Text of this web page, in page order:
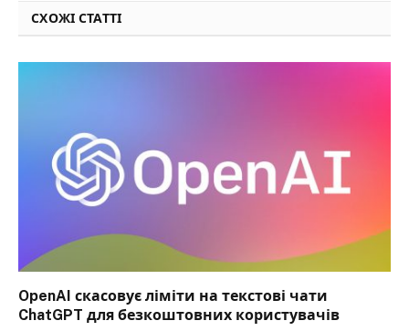
СХОЖІ СТАТТІ
OpenAI скасовує ліміти на текстові чати
ChatGPT для безкоштовних користувачів